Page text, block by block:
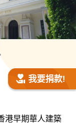
我要捐款!
港早期華人建築